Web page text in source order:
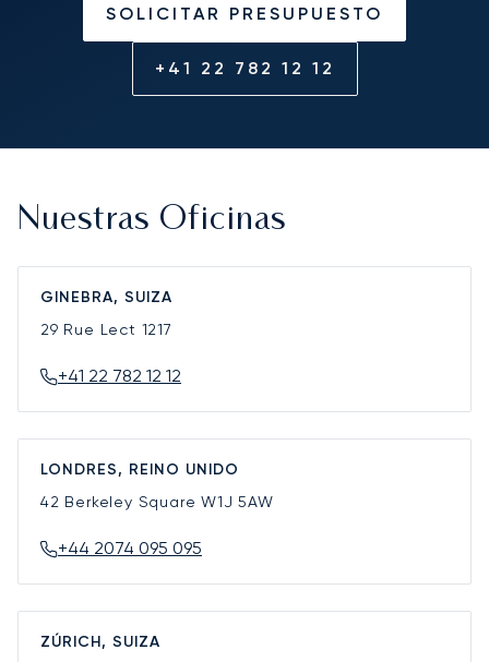
SOLICITAR PRESUPUESTO
+41 22 782 12 12
Nuestras Oficinas
GINEBRA, SUIZA
29 Rue Lect 1217
+41 22 782 12 12
LONDRES, REINO UNIDO
42 Berkeley SquareW1J 5AW
+44 2074 095 095
ZÚRICH, SUIZA